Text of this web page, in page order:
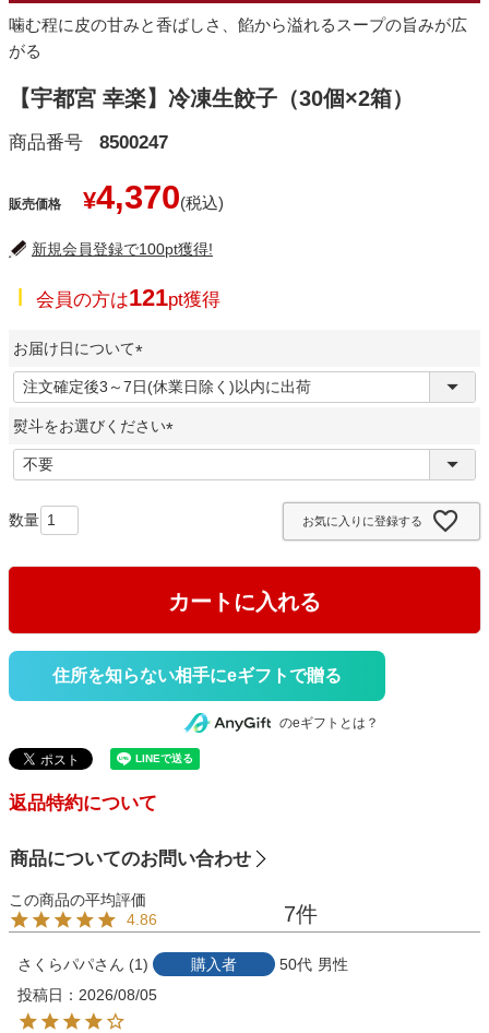
噛む程に皮の甘みと香ばしさ、餡から溢れるスープの旨みが広
がる
【宇都宮 幸楽】冷凍生餃子（30個×2箱）
商品番号 8500247
販売価格 ¥4,370
新規会員登録で100pt獲得!
会員の方は121pt獲得
お届け日について
(
必
須
)
熨斗をお選びください
必
お気に入りに登録する
カートに入れる
住所を知らない相手にeギフトで贈る
のeギフトとは？
返品特約について
商品についてのお問い合わせ
4.86 7
さくらパパ 1 購入者 50代 男性
投稿日
2026/08/05